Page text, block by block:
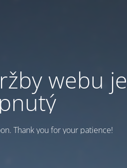
webu je
Thank you for your patience!